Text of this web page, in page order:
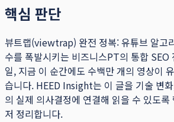
핵심 판단
뷰트랩(viewtrap) 완전 정복: 유튜브 알고
수를 폭발시키는 비즈니스PT의 통합
일, 지금 이 순간에도 수백만 개의 영상이
습니다. HEED Insight는 이 글을 기술 변
의 실제 의사결정에 연결해 읽을 수 있도록
저 정리합니다.